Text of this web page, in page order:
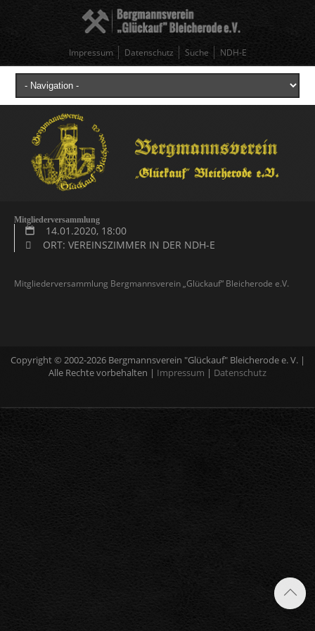
Impressum Datenschutz Suche NDH-E
Mitgliederversammlung
14.01.2020, 18:00
ORT: VEREINSZIMMER IN DER NDH-E
Mitgliederversammlung Bergmannsverein „Glückauf“ Bleicherode e.V.
Copyright © 2002-2026 Bergmannsverein "Glückauf" Bleicherode e. V. |
Alle Rechte vorbehalten | Impressum | Datenschutz